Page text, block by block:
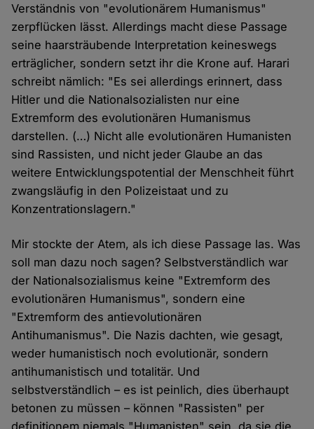
Verständnis von "evolutionärem Humanismus"
zerpflücken lässt. Allerdings macht diese Passage
seine haarsträubende Interpretation keineswegs
erträglicher, sondern setzt ihr die Krone auf. Harari
schreibt nämlich: "Es sei allerdings erinnert, dass
Hitler und die Nationalsozialisten nur eine
Extremform des evolutionären Humanismus
darstellen. (…) Nicht alle evolutionären Humanisten
sind Rassisten, und nicht jeder Glaube an das
weitere Entwicklungspotential der Menschheit führt
zwangsläufig in den Polizeistaat und zu
Konzentrationslagern."
Mir stockte der Atem, als ich diese Passage las. Was
soll man dazu noch sagen? Selbstverständlich war
der Nationalsozialismus keine "Extremform des
evolutionären Humanismus", sondern eine
"Extremform des antievolutionären
Antihumanismus". Die Nazis dachten, wie gesagt,
weder humanistisch noch evolutionär, sondern
antihumanistisch und totalitär. Und
selbstverständlich – es ist peinlich, dies überhaupt
betonen zu müssen – können "Rassisten" per